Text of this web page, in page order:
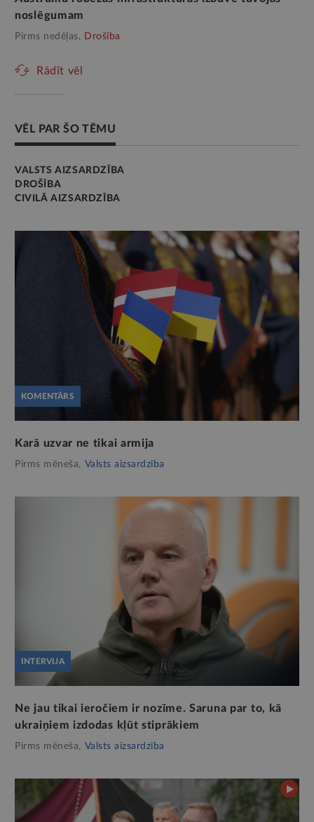
noslēgumam
Pirms nedēļas, Drošība
Rādīt vēl
VĒL PAR ŠO TĒMU
VALSTS AIZSARDZĪBA
DROŠĪBA
CIVILĀ AIZSARDZĪBA
KOMENTĀRS
Karā uzvar ne tikai armija
Pirms mēneša, Valsts aizsardzība
INTERVIJA
Ne jau tikai ieročiem ir nozīme. Saruna par to, kā
ukraiņiem izdodas kļūt stiprākiem
Pirms mēneša, Valsts aizsardzība